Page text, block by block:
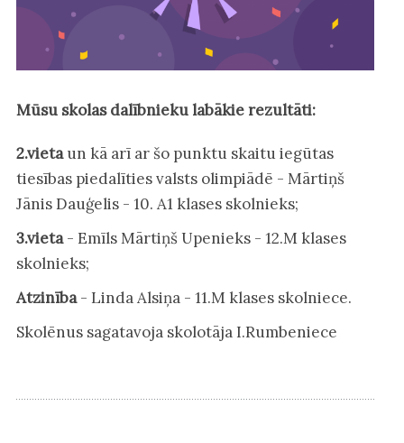
Mūsu skolas dalībnieku labākie rezultāti:
2.vietaun kā arī ar šo punktu skaitu iegūtas
tiesības piedalīties valsts olimpiādē - Mārtiņš
Jānis Dauģelis - 10. A1 klases skolnieks;
3.vieta- Emīls Mārtiņš Upenieks - 12.M klases
skolnieks;
Atzinība- Linda Alsiņa - 11.M klases skolniece.
Skolēnus sagatavoja skolotāja I.Rumbeniece